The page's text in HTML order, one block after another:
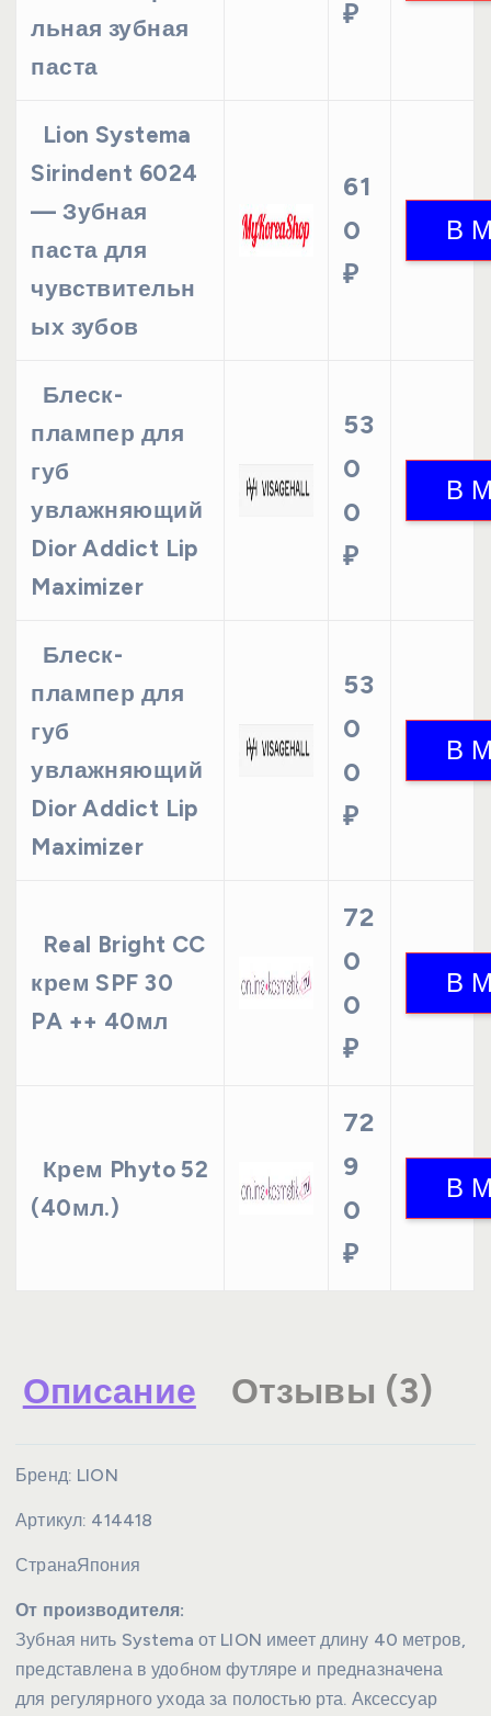
льная зубная
паста
₽
Lion Systema
Sirindent 6024
— Зубная
паста для
чувствительн
ых зубов
61
0
₽
Блеск-
плампер для
губ
увлажняющий
Dior Addict Lip
Maximizer
53
0
0
₽
Блеск-
плампер для
губ
увлажняющий
Dior Addict Lip
Maximizer
53
0
0
₽
Real Bright CC
крем SPF 30
PA ++ 40мл
72
0
0
₽
Крем Phyto 52
(40мл.)
72
9
0
₽
Описание Отзывы (3)
Бренд: LION
Артикул: 414418
СтранаЯпония
От производителя:
Зубная нить Systema от LION имеет длину 40 метров,
представлена в удобном футляре и предназначена
для регулярного ухода за полостью рта. Аксессуар